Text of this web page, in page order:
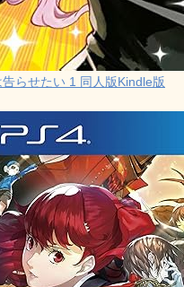
らせたい 1 同人版Kindle版